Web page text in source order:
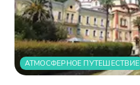
АТМОСФЕРНОЕ ПУТЕШЕСТВИЕ